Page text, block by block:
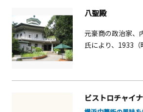
日や家族での利用
の技が光る料理は
光客にも人気のス
八聖殿
元豪商の政治家、
氏により、1933
す。
ビストロチャイナ